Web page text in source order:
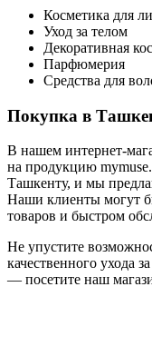
Косметика для
Уход за телом
Декоративная
Парфюмерия
Средства для
Покупка в
В нашем интернет-
на продукцию
Ташкенту, и мы
Наши клиенты могут
товаров и быстром
Не упустите
качественного ухода
— посетите наш